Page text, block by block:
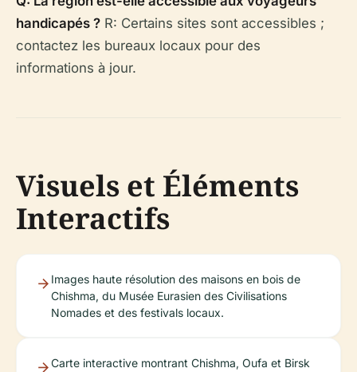
handicapés ? R: Certains sites sont accessibles ;
contactez les bureaux locaux pour des
informations à jour.
Visuels et Éléments
Interactifs
Images haute résolution des maisons en bois de
Chishma, du Musée Eurasien des Civilisations
Nomades et des festivals locaux.
Carte interactive montrant Chishma, Oufa et Birsk